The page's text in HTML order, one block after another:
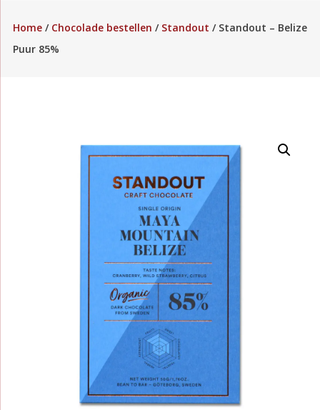
Home/ Chocolade bestellen / Standout / Standout – Belize
Puur 85%